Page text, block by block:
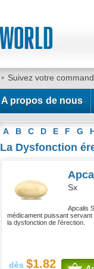
Suivez votre
A propos de nous
A B C D E F G
La Dysfonction
Sx
Apcalis
médicament puissant servant
la dysfonction de l’érection.
dès $1.82